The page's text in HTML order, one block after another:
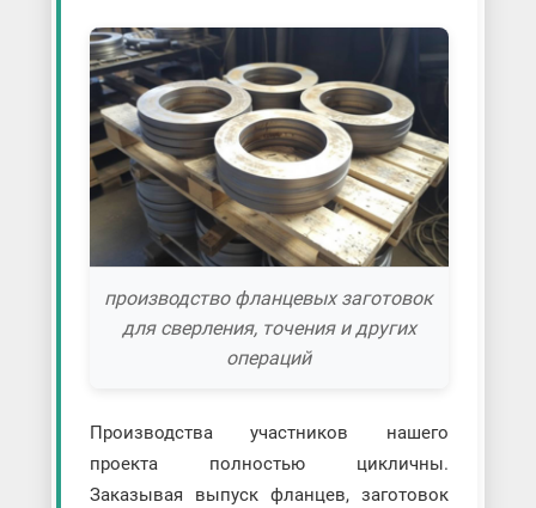
производство фланцевых заготовок
для сверления, точения и других
операций
Производства участников нашего
проекта полностью цикличны.
Заказывая выпуск фланцев, заготовок